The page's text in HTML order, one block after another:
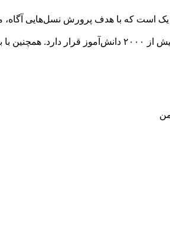
که با هدف پرورش نسل‌هایی آگاه،